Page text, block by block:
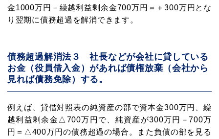
金1000万円－繰越利益剰余金700万円＝＋300万円とな
り翌期に債務超過を解消できます。
債務超過解消法３ 社長などが会社に貸している
お金（役員借入金）があれば債権放棄（会社から
見れば債務免除）する。
例えば、貸借対照表の純資産の部で資本金300万円、繰
越利益剰余金△700万円で、純資産が300万円－700万
円＝△400万円の債務超過の場合。また負債の部を見る